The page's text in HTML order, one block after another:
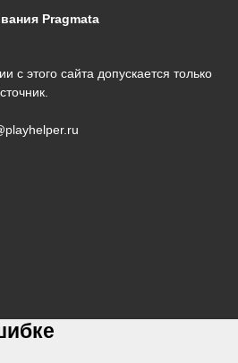
Pragmata
с этого сайта допускается только